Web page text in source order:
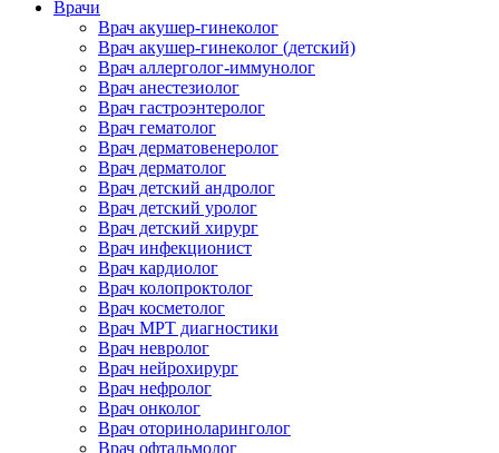
Врачи
Врач акушер-гинеколог
Врач акушер-гинеколог (детский)
Врач аллерголог-иммунолог
Врач анестезиолог
Врач гастроэнтеролог
Врач гематолог
Врач дерматовенеролог
Врач дерматолог
Врач детский андролог
Врач детский уролог
Врач детский хирург
Врач инфекционист
Врач кардиолог
Врач колопроктолог
Врач косметолог
Врач МРТ диагностики
Врач невролог
Врач нейрохирург
Врач нефролог
Врач онколог
Врач оториноларинголог
Врач офтальмолог